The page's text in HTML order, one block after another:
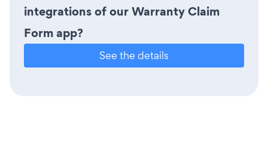
integrations of our Warranty Claim
Form app?
See the details